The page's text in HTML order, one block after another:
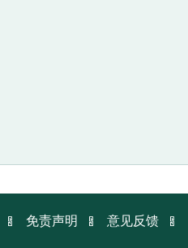
 免责声明  意见反馈 